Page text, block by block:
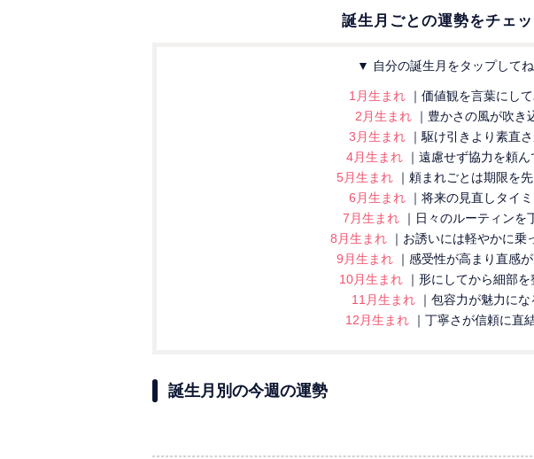
誕生月ごとの運勢をチェッ
▼ 自分の誕生月をタップして
1月生まれ
｜価値観を言葉にし
2月生まれ
｜豊かさの風が吹き
3月生まれ
｜駆け引きより素直
4月生まれ
｜遠慮せず協力を頼
5月生まれ
｜頼まれごとは期限を
6月生まれ
｜将来の見直しタイ
7月生まれ
｜日々のルーティンを
8月生まれ
｜お誘いには軽やかに乗
9月生まれ
｜感受性が高まり直感
10月生まれ
｜形にしてから細部を
11月生まれ
｜包容力が魅力にな
12月生まれ
｜丁寧さが信頼に直
誕生月別の今週の運勢